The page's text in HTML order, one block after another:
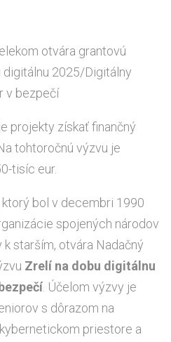
tohtoročnú výzvu je
tisíc eur.
bol v decembri 1990
spojených národov
starším, otvára Nadačný
Zrelí na dobu digitálnu
. Účelom výzvy je
s dôrazom na
priestore a